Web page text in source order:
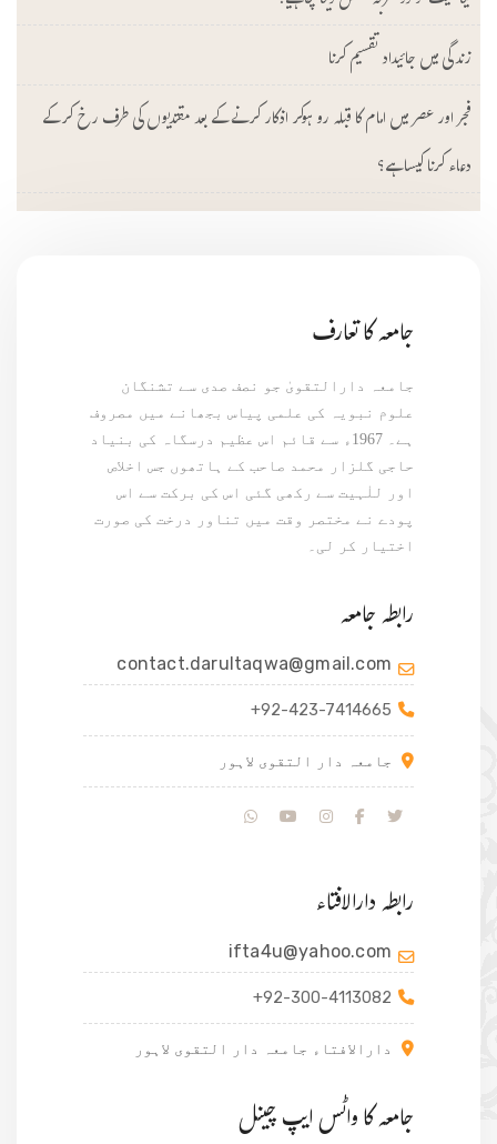
زندگی میں جائیداد تقسیم کرنا
فجر اور عصر میں امام کا قبلہ رو ہوکر اذکار کرنے کے بعد مقتدیوں کی طرف رخ کرکے
دعاء کرنا کیسا ہے؟
جامعہ کا تعارف
جامعہ دارالتقویٰ جو نصف صدی سے تشنگان
علوم نبویہ کی علمی پیاس بجھانے میں مصروف
ہے۔ 1967ء سے قائم اس عظیم درسگاہ کی بنیاد
حاجی گلزار محمد صاحب کے ہاتھوں جس اخلاص
اور للٰہیت سے رکھی گئی اس کی برکت سے اس
پودے نے مختصر وقت میں تناور درخت کی صورت
اختیار کر لی۔
رابطہ جامعہ
contact.darultaqwa@gmail.com
+92-423-7414665
جامعہ دار التقوی لاہور
رابطہ دارالافتاء
ifta4u@yahoo.com
+92-300-4113082
دارالافتاء جامعہ دار التقوی لاہور
جامعہ کا واٹس ایپ چینل